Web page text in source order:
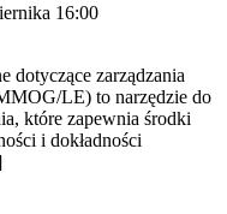
16:00
dotyczące zarządzania
LE) to narzędzie do
które zapewnia środki
i dokładności